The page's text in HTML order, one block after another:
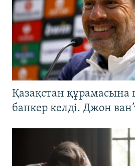
Қазақстан құрамасына
бапкер келді. Джон